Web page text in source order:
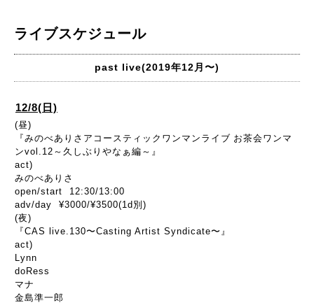
ライブスケジュール
past live(2019年12月〜)
12/8(日)
(昼)
『みのべありさアコースティックワンマンライブ お茶会ワンマ
ンvol.12 ～久しぶりやなぁ編～ 』
act)
みのべありさ
open/start 12:30/13:00
adv/day ¥3000/¥3500(1d別)
(夜)
『CAS live.130〜Casting Artist Syndicate〜』
act)
Lynn
doRess
マナ
金島準一郎